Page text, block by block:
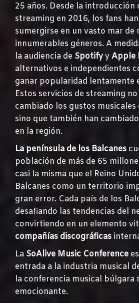
25 años. Desde la introducción
streaming en 2016, los fans
sumergirse en un vasto mar de
innumerables géneros. A
la audiencia de SpotifyyApple
alternativos e independientes
ganar popularidad lentamente
Estos servicios de streaming
cambiado los gustos musicales
sino que también han
en la región.
La península de los Balcanes
población de más de 65
casi la misma que el Reino
Balcanes como un territorio
gran error. Cada país de los
desafiando las tendencias del
convirtiendo en un elemento
compañías discográficas
La SoAlive Music Conference
entrada a la industria musical
la conferencia musical búlgara
emocionante.